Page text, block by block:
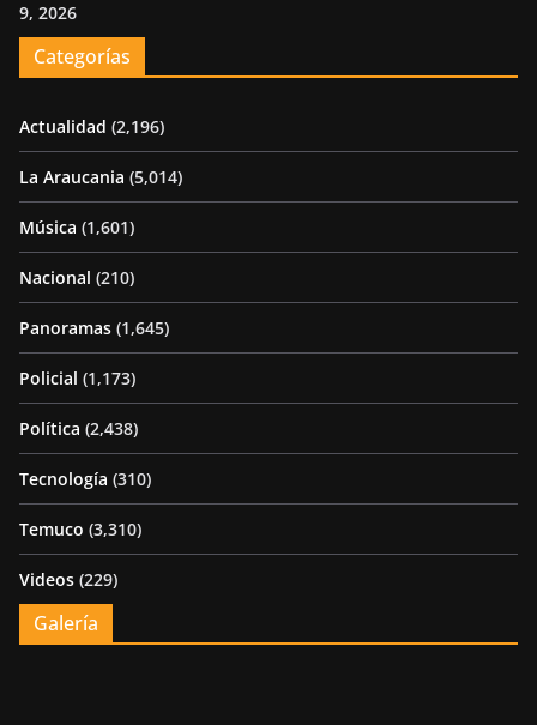
9, 2026
Categorías
Actualidad (2,196)
La Araucania (5,014)
Música (1,601)
Nacional (210)
Panoramas (1,645)
Policial (1,173)
Política (2,438)
Tecnología (310)
Temuco (3,310)
Videos (229)
Galería